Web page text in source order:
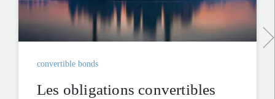
convertible bonds
Les obligations convertibles